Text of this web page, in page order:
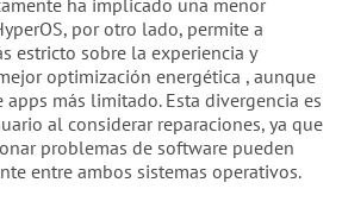
por otro lado, permite a
estricto sobre la experiencia y
optimización energética , aunque
más limitado. Esta divergencia es
al considerar reparaciones, ya que
problemas de software pueden
entre ambos sistemas operativos.